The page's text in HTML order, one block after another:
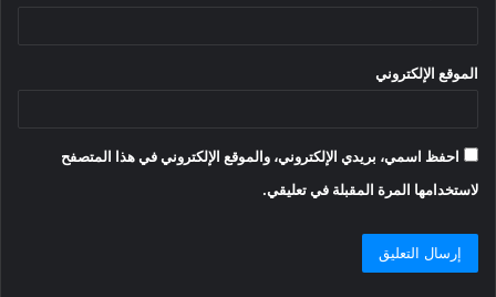
الموقع الإلكتروني
احفظ اسمي، بريدي الإلكتروني، والموقع الإلكتروني في هذا المتصفح
لاستخدامها المرة المقبلة في تعليقي.